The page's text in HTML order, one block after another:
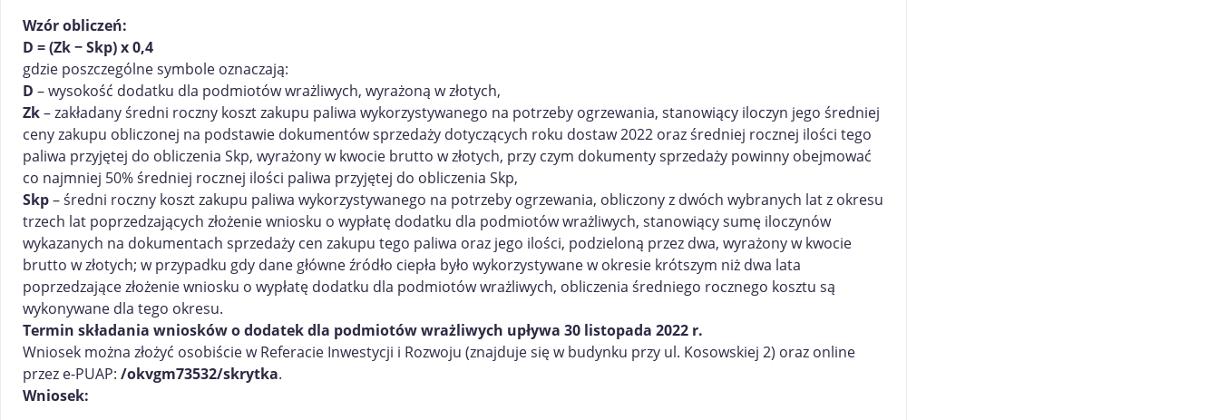
Wzór obliczeń:
D = (Zk − Skp) x 0,4
gdzie poszczególne symbole oznaczają:
D – wysokość dodatku dla podmiotów wrażliwych, wyrażoną w złotych,
Zk– zakładany średni roczny koszt zakupu paliwa wykorzystywanego na potrzeby ogrzewania, stanowiący iloczyn jego średniej
ceny zakupu obliczonej na podstawie dokumentów sprzedaży dotyczących roku dostaw 2022 oraz średniej rocznej ilości tego
paliwa przyjętej do obliczenia Skp, wyrażony w kwocie brutto w złotych, przy czym dokumenty sprzedaży powinny obejmować
co najmniej 50% średniej rocznej ilości paliwa przyjętej do obliczenia Skp,
Skp– średni roczny koszt zakupu paliwa wykorzystywanego na potrzeby ogrzewania, obliczony z dwóch wybranych lat z okresu
trzech lat poprzedzających złożenie wniosku o wypłatę dodatku dla podmiotów wrażliwych, stanowiący sumę iloczynów
wykazanych na dokumentach sprzedaży cen zakupu tego paliwa oraz jego ilości, podzieloną przez dwa, wyrażony w kwocie
brutto w złotych; w przypadku gdy dane główne źródło ciepła było wykorzystywane w okresie krótszym niż dwa lata
poprzedzające złożenie wniosku o wypłatę dodatku dla podmiotów wrażliwych, obliczenia średniego rocznego kosztu są
wykonywane dla tego okresu.
Termin składania wniosków o dodatek dla podmiotów wrażliwych upływa 30 listopada 2022 r.
Wniosek można złożyć osobiście w Referacie Inwestycji i Rozwoju (znajduje się w budynku przy ul. Kosowskiej 2) oraz online
przez e-PUAP: /okvgm73532/skrytka.
Wniosek: